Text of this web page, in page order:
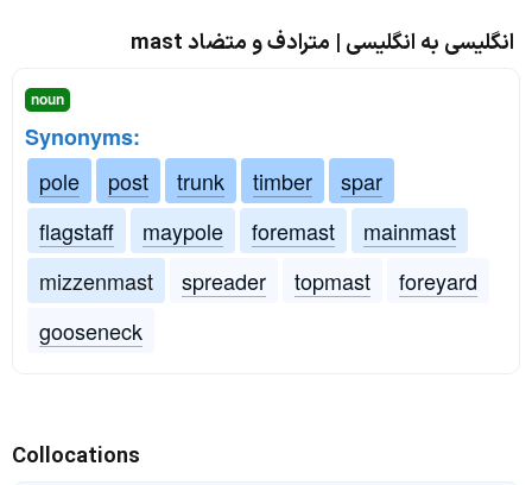
انگلیسی به انگلیسی | مترادف و متضاد mast
noun
Synonyms:
pole
post trunk timber
spar
flagstaff
maypole foremast
mainmast
mizzenmast
spreader topmast
foreyard
gooseneck
Collocations